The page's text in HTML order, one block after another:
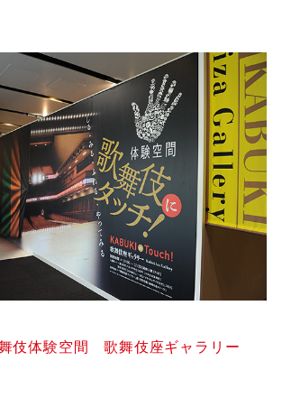
伎体験空間 歌舞伎座ギャラリー